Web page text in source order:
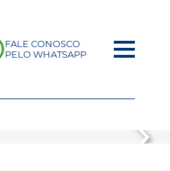
FALE CONOSCO
PELO WHATSAPP